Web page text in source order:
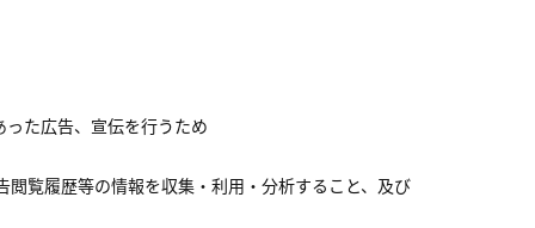
た広告、宣伝を行うため
覧履歴等の情報を収集・利用・分析すること、及び